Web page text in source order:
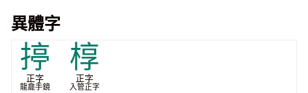
異體字
揨
正字
龍龕手鏡
椁
正字
入管正字